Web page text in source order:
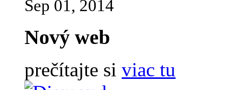
Sep 01, 2014
Nový web
prečítajte si viac tu